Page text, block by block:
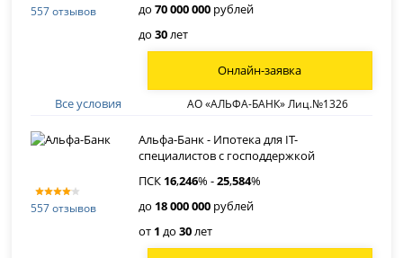
557 отзывов
до70 000 000 рублей
до30лет
Все условия АО «АЛЬФА-БАНК» Лиц.№1326
Онлайн-заявка
557 отзывов
Альфа-Банк - Ипотека для IT-
специалистов с господдержкой
ПСК 16,246% -25,584%
до 18 000 000 рублей
от 1 до30лет